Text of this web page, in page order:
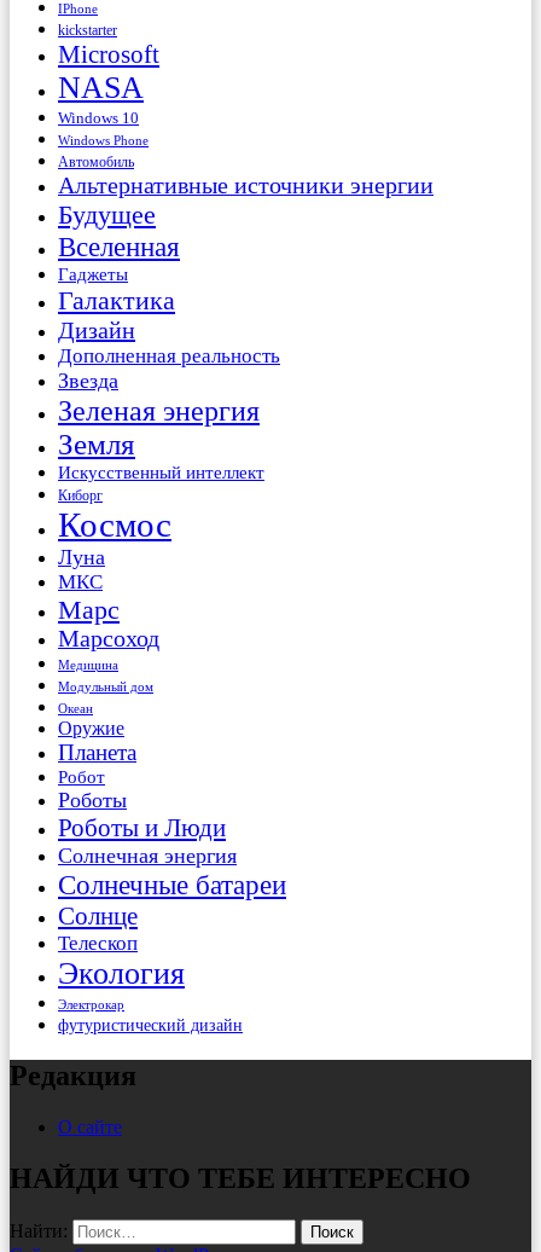
IPhone
kickstarter
Microsoft
NASA
Windows 10
Windows Phone
Автомобиль
Альтернативные источники энергии
Будущее
Вселенная
Гаджеты
Галактика
Дизайн
Дополненная реальность
Звезда
Зеленая энергия
Земля
Искусственный интеллект
Киборг
Космос
Луна
МКС
Марс
Марсоход
Медицина
Модульный дом
Океан
Оружие
Планета
Робот
Роботы
Роботы и Люди
Солнечная энергия
Солнечные батареи
Солнце
Телескоп
Экология
Электрокар
футуристический дизайн
Редакция
О сайте
НАЙДИ ЧТО ТЕБЕ ИНТЕРЕСНО
Найти: